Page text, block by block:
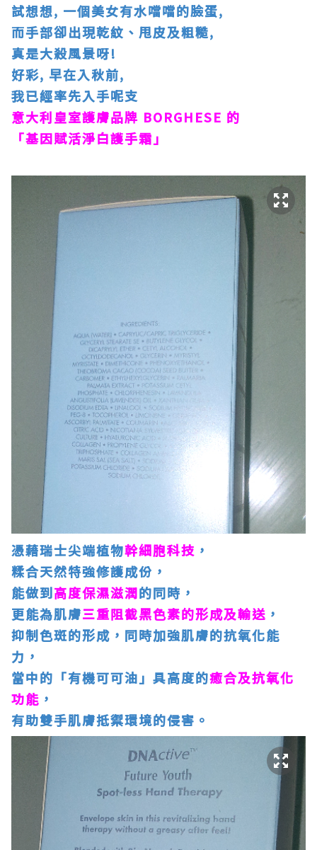
試想想, 一個美女有水噹噹的臉蛋,
而手部卻出現乾紋、甩皮及粗糙,
真是大殺風景呀!
好彩, 早在入秋前,
我已經率先入手呢支
意大利皇室護膚品牌 BORGHESE 的
「基因賦活淨白護手霜」
憑藉瑞士尖端植物幹細胞科技 ，
糅合天然特強修護成份，
能做到高度保濕滋潤的同時，
更能為肌膚三重阻截黑色素的形成及輸送 ，
抑制色斑的形成，同時加強肌膚的抗氧化能
力，
當中的「有機可可油」具高度的癒合及抗氧化
功能 ，
有助雙手肌膚抵禦環境的侵害。